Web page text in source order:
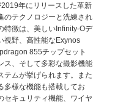
年にリリースした革新
のテクノロジーと洗練され
特徴は、美しいInfinity-Oデ
視野、高性能なExynos
855チップセット
ス、そして多彩な撮影機能
テムが挙げられます。また
多様な機能も搭載してお
セキュリティ機能、ワイヤ